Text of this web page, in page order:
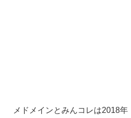
メドメインとみんコレは2018年